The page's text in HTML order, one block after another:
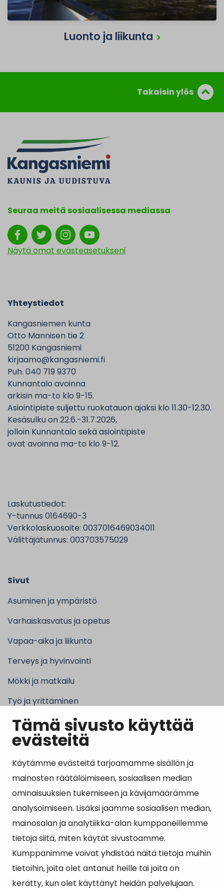
Tämä sivusto käyttää
evästeitä
Käytämme evästeitä tarjoamamme sisällön ja
mainosten räätälöimiseen, sosiaalisen median
ominaisuuksien tukemiseen ja kävijämäärämme
analysoimiseen. Lisäksi jaamme sosiaalisen median,
mainosalan ja analytiikka-alan kumppaneillemme
tietoja siitä, miten käytät sivustoamme.
Kumppanimme voivat yhdistää näitä tietoja muihin
tietoihin, joita olet antanut heille tai joita on
kerätty, kun olet käyttänyt heidän palvelujaan.
Luonto ja liikunta
Takaisin ylös
Seuraa meitä sosiaalisessa mediassa
Näytä omat evästeasetukseni
Yhteystiedot
Kangasniemen kunta
Otto Mannisen tie 2
51200 Kangasniemi
kirjaamo@kangasniemi.fi
Puh. 040 719 9370
Kunnantalo avoinna
arkisin ma-to klo 9-15.
Asiointipiste suljettu ruokatauon ajaksi klo 11.30-12.30.
Kesäsulku on 22.6.-31.7.2026,
jolloin Kunnantalo sekä asiointipiste
ovat avoinna ma-to klo 9-12.
Laskutustiedot:
Y-tunnus 0164690-3
Verkkolaskuosoite: 0037016469034011
Välittäjätunnus: 003703575029
Sivut
Asuminen ja ympäristö
Varhaiskasvatus ja opetus
Vapaa-aika ja liikunta
Terveys ja hyvinvointi
Mökki ja matkailu
Työ ja yrittäminen
Kunta ja hallinto
Suosituimmat sivut
Esityslistat, pöytäkirjat, viranhaltijapäätökset ja
kuulutukset
Tietoa ja ohjeistusta koronavirukseen liittyen
Asiointipiste
Sähköinen asiointi